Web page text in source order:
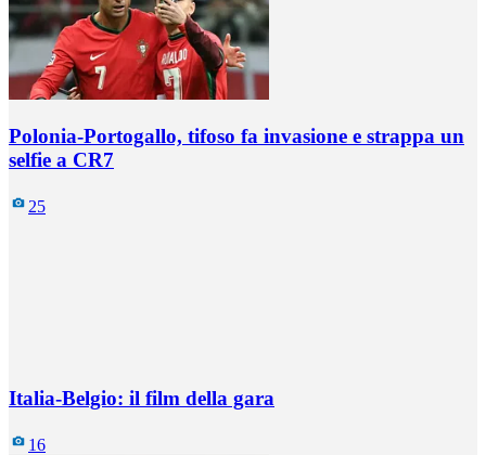
Polonia-Portogallo, tifoso fa invasione e strappa un
selfie a CR7
25
Italia-Belgio: il film della gara
16